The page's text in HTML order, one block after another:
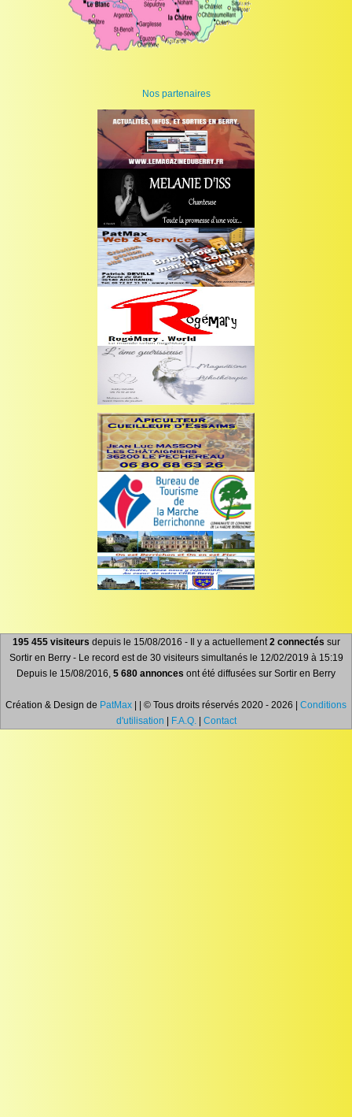
Nos partenaires
195 455 visiteurs depuis le 15/08/2016 - Il y a actuellement2 connectés sur
Sortir en Berry - Le record est de 30 visiteurs simultanés le 12/02/2019 à 15:19
Depuis le 15/08/2016, 5 680 annonces ont été diffusées sur Sortir en Berry
Création & Design de PatMax | | © Tous droits réservés 2020 - 2026 | Conditions
d'utilisation
F.A.Q.| Contact